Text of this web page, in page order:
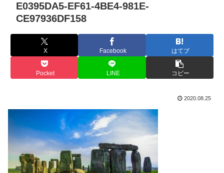
E0395DA5-EF61-4BE4-981E-
CE97936DF158
X Facebook はてブ
Pocket LINE コピー
2020.08.25